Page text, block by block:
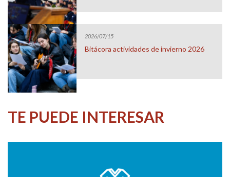
2026/07/15
Bitácora actividades de invierno 2026
TE PUEDE INTERESAR